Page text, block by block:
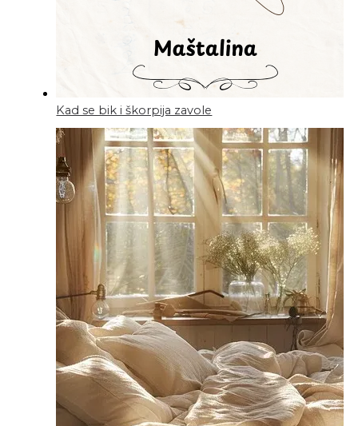
Kad se bik i škorpija zavole